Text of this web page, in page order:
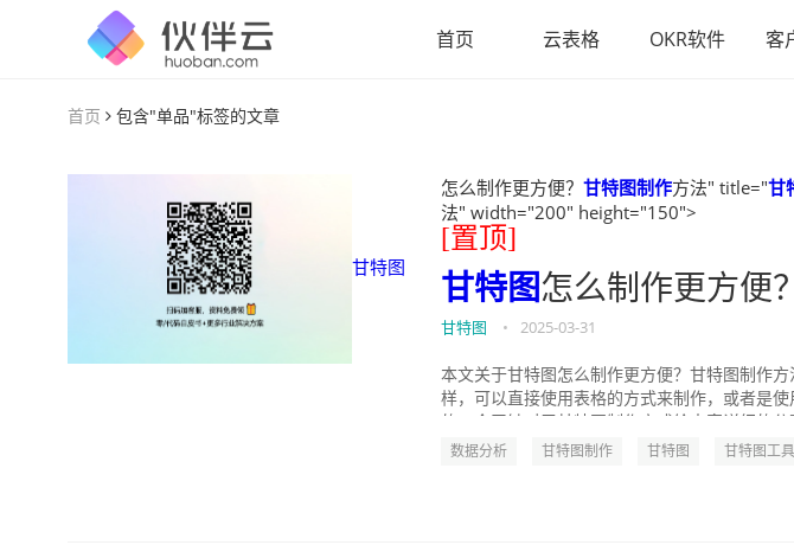
首页 云表格 OKR软件 客
首页 包含"单品"标签的文章
甘特图
怎么制作更方便？ 甘特图制作方法" title="甘
法" width="200" height="150">
[置顶]
甘特图怎么制作更方便？
甘特图 • 2025-03-31
本文关于甘特图怎么制作更方便？甘特图制作
样，可以直接使用表格的方式来制作，或者是
数据分析 甘特图制作 甘特图 甘特图工具